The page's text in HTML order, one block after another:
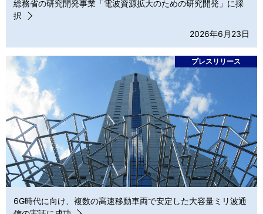
総務省の研究開発事業「電波資源拡大のための研究開発」に採
択
2026年6月23日
プレスリリース
6G時代に向け、複数の高速移動車両で安定した大容量ミリ波通